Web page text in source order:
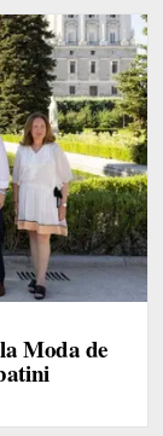
Moda de